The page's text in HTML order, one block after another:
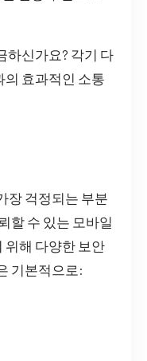
하신가요? 각기 다
의 효과적인 소통
장 걱정되는 부분
할 수 있는 모바일
위해 다양한 보안
기본적으로: